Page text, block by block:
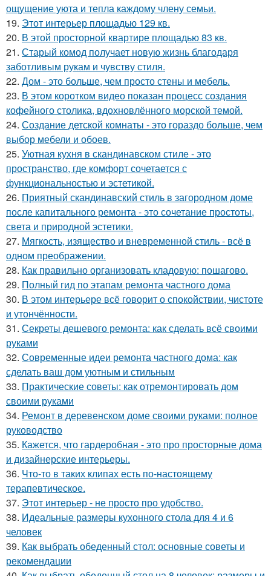
ощущение уюта и тепла каждому члену семьи.
19. Этот интерьер площадью 129 кв.
20. В этой просторной квартире площадью 83 кв.
21. Старый комод получает новую жизнь благодаря
заботливым рукам и чувству стиля.
22. Дом - это больше, чем просто стены и мебель.
23. В этом коротком видео показан процесс создания
кофейного столика, вдохновлённого морской темой.
24. Создание детской комнаты - это гораздо больше, чем
выбор мебели и обоев.
25. Уютная кухня в скандинавском стиле - это
пространство, где комфорт сочетается с
функциональностью и эстетикой.
26. Приятный скандинавский стиль в загородном доме
после капитального ремонта - это сочетание простоты,
света и природной эстетики.
27. Мягкость, изящество и вневременной стиль - всё в
одном преображении.
28. Как правильно организовать кладовую: пошагово.
29. Полный гид по этапам ремонта частного дома
30. В этом интерьере всё говорит о спокойствии, чистоте
и утончённости.
31. Секреты дешевого ремонта: как сделать всё своими
руками
32. Современные идеи ремонта частного дома: как
сделать ваш дом уютным и стильным
33. Практические советы: как отремонтировать дом
своими руками
34. Ремонт в деревенском доме своими руками: полное
руководство
35. Кажется, что гардеробная - это про просторные дома
и дизайнерские интерьеры.
36. Что-то в таких клипах есть по-настоящему
терапевтическое.
37. Этот интерьер - не просто про удобство.
38. Идеальные размеры кухонного стола для 4 и 6
человек
39. Как выбрать обеденный стол: основные советы и
рекомендации